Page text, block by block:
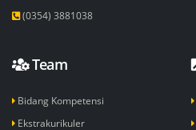
(0354) 3881038
Team
Bidang Kompetensi
Ekstrakurikuler